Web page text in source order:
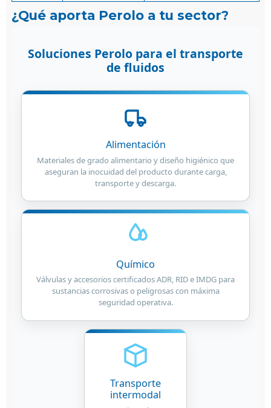
¿Qué aporta Perolo a tu sector?
Soluciones Perolo para el transporte
de fluidos
Alimentación
Materiales de grado alimentario y diseño higiénico que
aseguran la inocuidad del producto durante carga,
transporte y descarga.
Químico
Válvulas y accesorios certificados ADR, RID e IMDG para
sustancias corrosivas o peligrosas con máxima
seguridad operativa.
Transporte
intermodal